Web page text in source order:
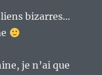
bizarres…
je n’ai que